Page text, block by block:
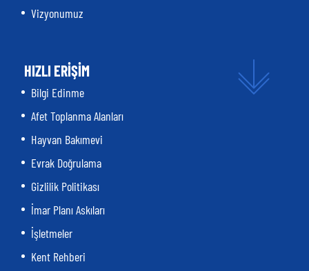
Vizyonumuz
HIZLI ERİŞİM
Bilgi Edinme
Afet Toplanma Alanları
Hayvan Bakımevi
Evrak Doğrulama
Gizlilik Politikası
İmar Planı Askıları
İşletmeler
Kent Rehberi